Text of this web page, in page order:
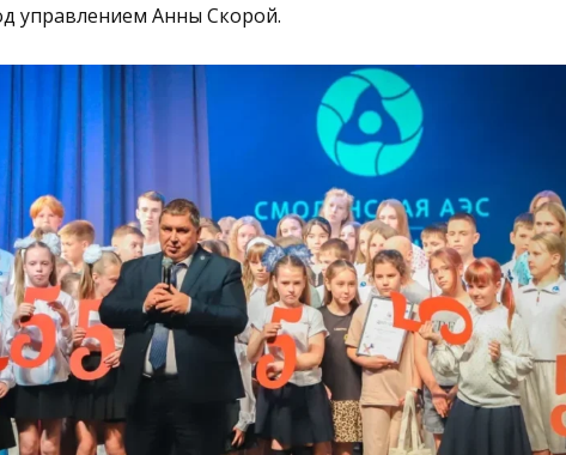
управлением Анны Скорой.